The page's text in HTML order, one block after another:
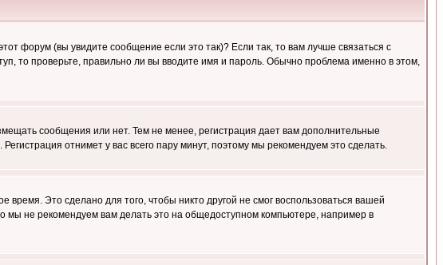
форум (вы увидите сообщение если это так)? Если так, то вам лучше связаться с
то проверьте, правильно ли вы вводите имя и пароль. Обычно проблема именно в этом,
сообщения или нет. Тем не менее, регистрация дает вам дополнительные
отнимет у вас всего пару минут, поэтому мы рекомендуем это сделать.
Это сделано для того, чтобы никто другой не смог воспользоваться вашей
мы не рекомендуем вам делать это на общедоступном компьютере, например в